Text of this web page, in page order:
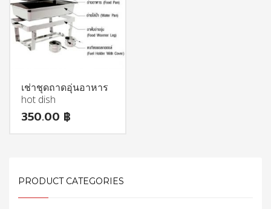
เช่าชุดถาดอุ่นอาหาร
hot dish
350.00 ฿
PRODUCT CATEGORIES